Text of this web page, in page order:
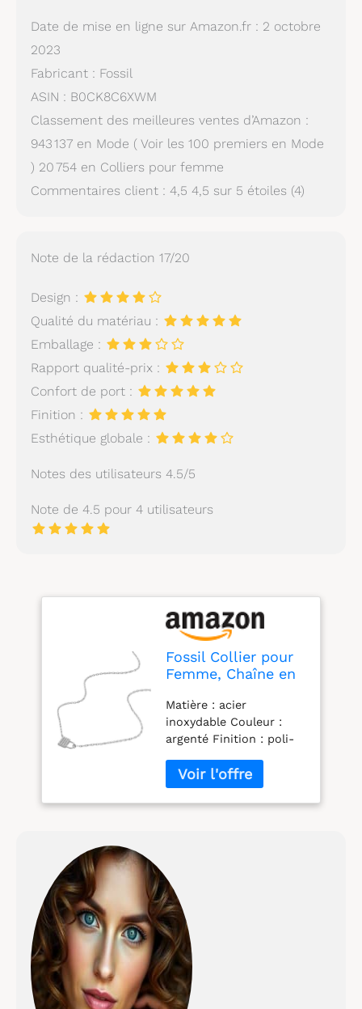
Date de mise en ligne sur Amazon.fr : 2 octobre
2023
Fabricant : Fossil
ASIN : B0CK8C6XWM
Classement des meilleures ventes d’Amazon :
943 137 en Mode ( Voir les 100 premiers en Mode
) 20 754 en Colliers pour femme
Commentaires client : 4,5 4,5 sur 5 étoiles (4)
Note de la rédaction 17/20
Design :
Qualité du matériau :
Emballage :
Rapport qualité-prix :
Confort de port :
Finition :
Esthétique globale :
Notes des utilisateurs 4.5/5
Note de 4.5 pour 4 utilisateurs
Fossil Collier pour
Femme, Chaîne en
Argenté
Matière : acier
inoxydable Couleur :
argenté Finition : poli-
mousqueton